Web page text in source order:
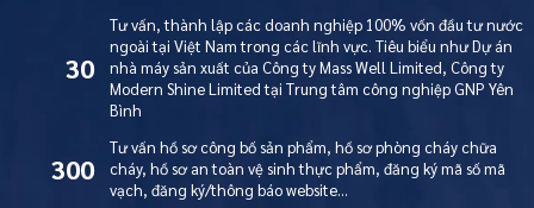
30
Tư vấn, thành lập các doanh nghiệp 100% vốn đầu tư nước
ngoài tại Việt Nam trong các lĩnh vực. Tiêu biểu như Dự án
nhà máy sản xuất của Công ty Mass Well Limited, Công ty
Modern Shine Limited tại Trung tâm công nghiệp GNP Yên
Bình
300
Tư vấn hồ sơ công bố sản phẩm, hồ sơ phòng cháy chữa
cháy, hồ sơ an toàn vệ sinh thực phẩm, đăng ký mã số mã
vạch, đăng ký/thông báo website…